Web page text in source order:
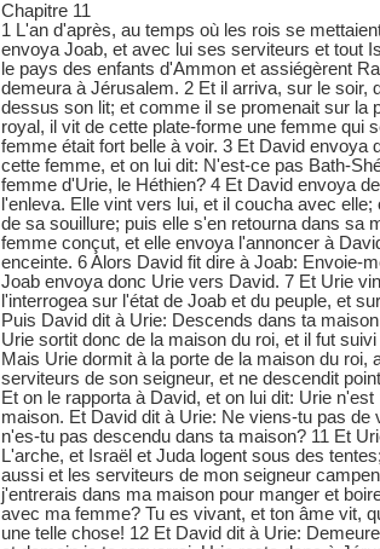
Chapitre 11
1 L'an d'après, au temps où les rois se
envoya Joab, et avec lui ses serviteurs et tout
le pays des enfants d'Ammon et assiégèrent
demeura à Jérusalem. 2 Et il arriva, sur le soir,
dessus son lit; et comme il se promenait sur la
royal, il vit de cette plate-forme une femme qui
femme était fort belle à voir. 3 Et David envoya
cette femme, et on lui dit: N'est-ce pas Bath-
femme d'Urie, le Héthien? 4 Et David envoya
l'enleva. Elle vint vers lui, et il coucha avec elle;
de sa souillure; puis elle s'en retourna dans sa
femme conçut, et elle envoya l'annoncer à
enceinte. 6 Alors David fit dire à Joab: Envoie-
Joab envoya donc Urie vers David. 7 Et Urie
l'interrogea sur l'état de Joab et du peuple, et
Puis David dit à Urie: Descends dans ta
Urie sortit donc de la maison du roi, et il fut
Mais Urie dormit à la porte de la maison du roi,
serviteurs de son seigneur, et ne descendit
Et on le rapporta à David, et on lui dit: Urie
maison. Et David dit à Urie: Ne viens-tu pas de
n'es-tu pas descendu dans ta maison? 11 Et
L'arche, et Israël et Juda logent sous des
aussi et les serviteurs de mon seigneur
j'entrerais dans ma maison pour manger et
avec ma femme? Tu es vivant, et ton âme vit,
une telle chose! 12 Et David dit à Urie: